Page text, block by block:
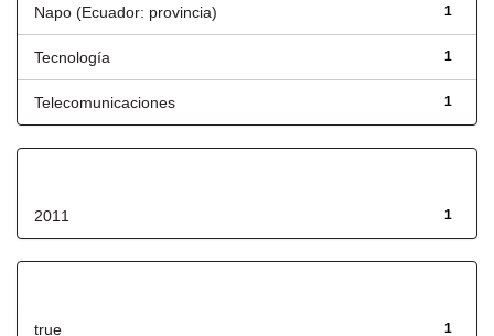
1
Napo (Ecuador: provincia)
1
Tecnología
1
Telecomunicaciones
1
2011
1
true